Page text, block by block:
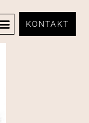
KONTAKT